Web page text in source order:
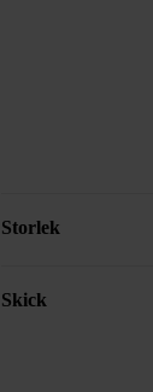
Storlek
Skick